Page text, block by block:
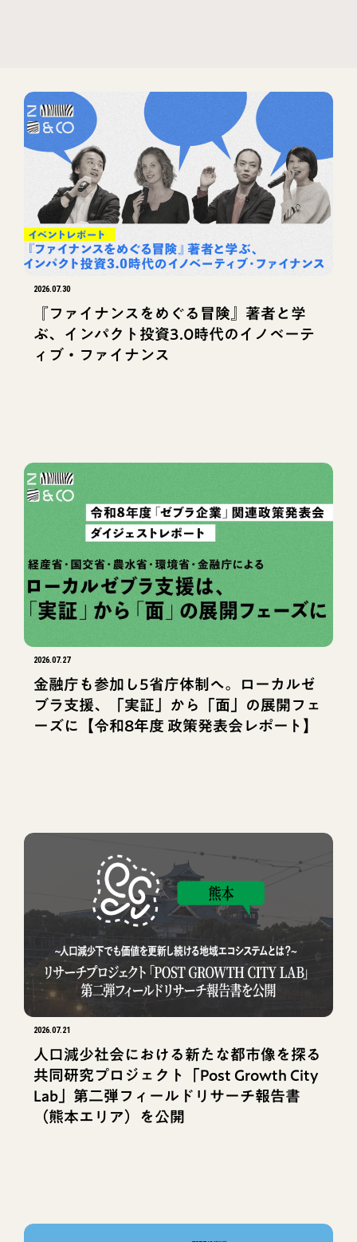
2026.07.30
『ファイナンスをめぐる冒険』著者と学
ぶ、インパクト投資3.0時代のイノベーテ
ィブ・ファイナンス
2026.07.27
金融庁も参加し5省庁体制へ。ローカルゼ
ブラ支援、「実証」から「面」の展開フェ
ーズに【令和8年度 政策発表会レポート】
2026.07.21
人口減少社会における新たな都市像を探る
共同研究プロジェクト「Post Growth City
Lab」第二弾フィールドリサーチ報告書
（熊本エリア）を公開